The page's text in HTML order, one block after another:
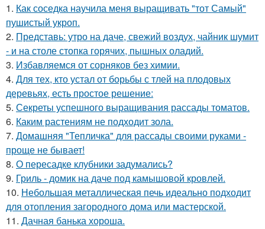
1. Как соседка научила меня выращивать "тот Самый"
пушистый укроп.
2. Представь: утро на даче, свежий воздух, чайник шумит
- и на столе стопка горячих, пышных оладий.
3. Избавляемся от сорняков без химии.
4. Для тех, кто устал от борьбы с тлей на плодовых
деревьях, есть простое решение:
5. Секреты успешного выращивания рассады томатов.
6. Каким растениям не подходит зола.
7. Домашняя "Тепличка" для рассады своими руками -
проще не бывает!
8. О пересадке клубники задумались?
9. Гриль - домик на даче под камышовой кровлей.
10. Небольшая металлическая печь идеально подходит
для отопления загородного дома или мастерской.
11. Дачная банька хороша.